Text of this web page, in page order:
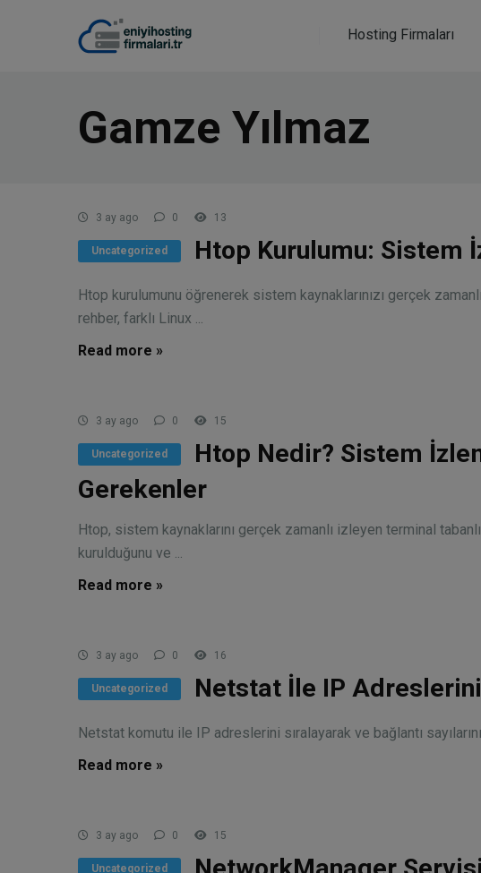
Hosting Firmaları
Gamze Yılmaz
3 ay ago 0 13
Uncategorized Htop Kurulumu: Sistem
Htop kurulumunu öğrenerek sistem kaynaklarınızı gerçek
rehber, farklı Linux ...
Read more »
3 ay ago 0 15
Uncategorized
Htop Nedir? Sistem
Gerekenler
Htop, sistem kaynaklarını gerçek zamanlı izleyen terminal
kurulduğunu ve ...
Read more »
3 ay ago 0 16
Uncategorized Netstat İle IP Adreslerini
Netstat komutu ile IP adreslerini sıralayarak ve bağlantı
Read more »
3 ay ago 0 15
Uncategorized